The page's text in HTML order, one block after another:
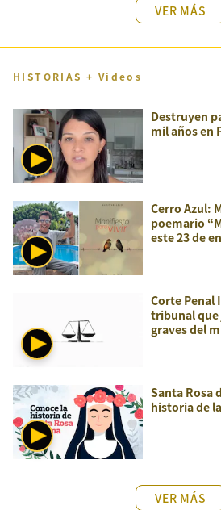
VER MÁS
HISTORIAS + Videos
Destruyen
mil años en
Cerro Azul:
poemario
este 23 de
Corte Penal
tribunal que
graves del
Santa Rosa
historia de
VER MÁS